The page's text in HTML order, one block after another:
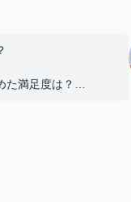
た満足度は？